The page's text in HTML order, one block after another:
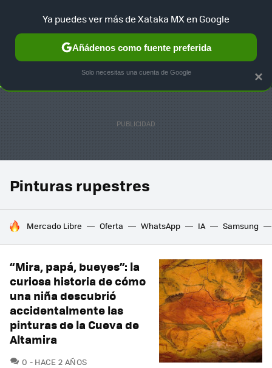
SELECCIÓN GAMING HOME AUTO TERRITORIO
Pinturas rupestres
HOY SE HABLA DE
Mercado Libre Oferta WhatsApp IA Samsung
“Mira, papá, bueyes”: la
curiosa historia de cómo
una niña descubrió
accidentalmente las
pinturas de la Cueva de
Altamira
0 COMENTARIOS
HACE 2 AÑOS
×
Ya puedes ver más de Xataka MX en Google
Añádenos como fuente preferida
Solo necesitas una cuenta de Google